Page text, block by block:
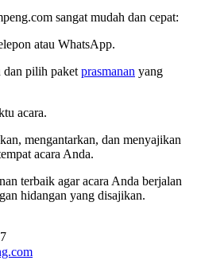
sangat mudah dan cepat:
atau WhatsApp.
dan pilih paketprasmanan yang
acara.
mengantarkan, dan menyajikan
acara Anda.
terbaik agar acara Anda berjalan
hidangan yang disajikan.